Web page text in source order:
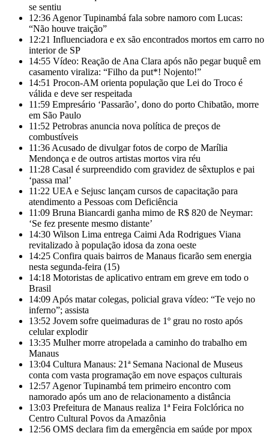
se sentiu
12:36 Agenor Tupinambá fala sobre namoro com Lucas:
“Não houve traição”
12:21 Influenciadora e ex são encontrados mortos em carro no
interior de SP
14:55 Vídeo: Reação de Ana Clara após não pegar buquê em
casamento viraliza: “Filho da put*! Nojento!”
14:51 Procon-AM orienta população que Lei do Troco é
válida e deve ser respeitada
11:59 Empresário ‘Passarão’, dono do porto Chibatão, morre
em São Paulo
11:52 Petrobras anuncia nova política de preços de
combustíveis
11:36 Acusado de divulgar fotos de corpo de Marília
Mendonça e de outros artistas mortos vira réu
11:28 Casal é surpreendido com gravidez de sêxtuplos e pai
‘passa mal’
11:22 UEA e Sejusc lançam cursos de capacitação para
atendimento a Pessoas com Deficiência
11:09 Bruna Biancardi ganha mimo de R$ 820 de Neymar:
‘Se fez presente mesmo distante’
14:30 Wilson Lima entrega Caimi Ada Rodrigues Viana
revitalizado à população idosa da zona oeste
14:25 Confira quais bairros de Manaus ficarão sem energia
nesta segunda-feira (15)
14:18 Motoristas de aplicativo entram em greve em todo o
Brasil
14:09 Após matar colegas, policial grava vídeo: “Te vejo no
inferno”; assista
13:52 Jovem sofre queimaduras de 1º grau no rosto após
celular explodir
13:35 Mulher morre atropelada a caminho do trabalho em
Manaus
13:04 Cultura Manaus: 21ª Semana Nacional de Museus
conta com vasta programação em nove espaços culturais
12:57 Agenor Tupinambá tem primeiro encontro com
namorado após um ano de relacionamento a distância
13:03 Prefeitura de Manaus realiza 1ª Feira Folclórica no
Centro Cultural Povos da Amazônia
12:56 OMS declara fim da emergência em saúde por mpox